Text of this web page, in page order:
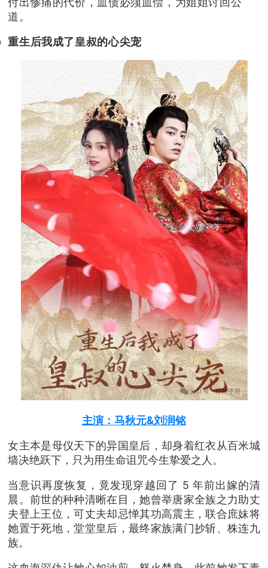
道。
重生后我成了皇叔的心尖宠
主演：马秋元&刘润铭
女主本是母仪天下的异国皇后，却身着红衣从百米城
墙决绝跃下，只为用生命诅咒今生挚爱之人。
当意识再度恢复，竟发现穿越回了 5 年前出嫁的清
晨。前世的种种清晰在目，她曾举唐家全族之力助丈
夫登上王位，可丈夫却忌惮其功高震主，联合庶妹将
她置于死地，堂堂皇后，最终家族满门抄斩、株连九
族。